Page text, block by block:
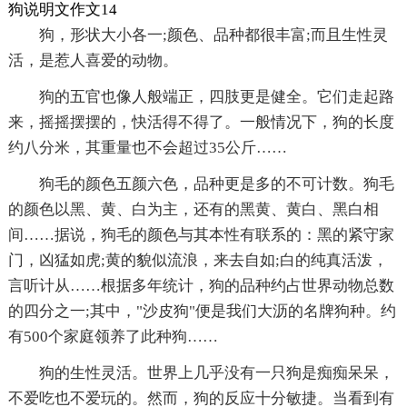
狗说明文作文14
狗，形状大小各一;颜色、品种都很丰富;而且生性灵
活，是惹人喜爱的动物。
狗的五官也像人般端正，四肢更是健全。它们走起路
来，摇摇摆摆的，快活得不得了。一般情况下，狗的长度
约八分米，其重量也不会超过35公斤……
狗毛的颜色五颜六色，品种更是多的不可计数。狗毛
的颜色以黑、黄、白为主，还有的黑黄、黄白、黑白相
间……据说，狗毛的颜色与其本性有联系的：黑的紧守家
门，凶猛如虎;黄的貌似流浪，来去自如;白的纯真活泼，
言听计从……根据多年统计，狗的品种约占世界动物总数
的四分之一;其中，"沙皮狗"便是我们大沥的名牌狗种。约
有500个家庭领养了此种狗……
狗的生性灵活。世界上几乎没有一只狗是痴痴呆呆，
不爱吃也不爱玩的。然而，狗的反应十分敏捷。当看到有